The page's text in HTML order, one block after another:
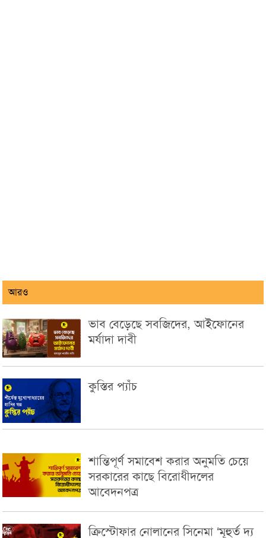
আরও
ভাব বেড়েছে সবজিদের, আইফোনের
মর্যাদা দাবী
কুস্তির প্যাঁচ
শান্তিপূর্ণ সমাবেশ করার অনুমতি চেয়ে
সরকারের কাছে বিরোধীদলের
আবেদনপত্র
ক্রিস্টোফার নোলানের সিনেমা ‘মূহুর্ত দ্য